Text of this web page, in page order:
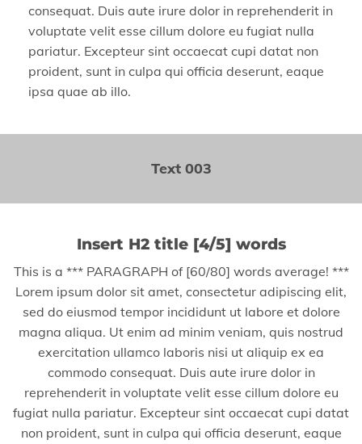
consequat. Duis aute irure dolor in reprehenderit in
voluptate velit esse cillum dolore eu fugiat nulla
pariatur. Excepteur sint occaecat cupi datat non
proident, sunt in culpa qui officia deserunt, eaque
ipsa quae ab illo.
Text 003
Insert H2 title [4/5] words
This is a *** PARAGRAPH of [60/80] words average! ***
Lorem ipsum dolor sit amet, consectetur adipiscing elit,
sed do eiusmod tempor incididunt ut labore et dolore
magna aliqua. Ut enim ad minim veniam, quis nostrud
exercitation ullamco laboris nisi ut aliquip ex ea
commodo consequat. Duis aute irure dolor in
reprehenderit in voluptate velit esse cillum dolore eu
fugiat nulla pariatur. Excepteur sint occaecat cupi datat
non proident, sunt in culpa qui officia deserunt, eaque